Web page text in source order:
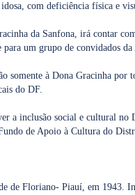
com deficiência física e
da Sanfona, irá contar
um grupo de convidados da
somente à Dona Gracinha
do DF.
a inclusão social e cultural
de Apoio à Cultura do
de Floriano- Piauí, em 1943.